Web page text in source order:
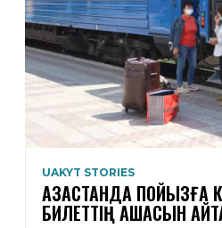
UAKYT STORIES
ҚАЗАҚСТАНДА ПОЙЫЗҒА
БИЛЕТТІҢ АҚШАСЫН